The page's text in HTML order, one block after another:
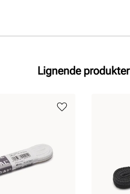
Lignende produkter